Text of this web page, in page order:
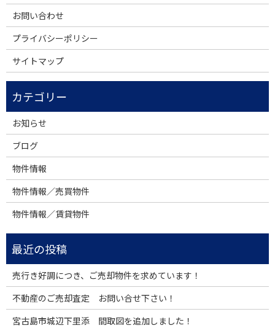
お問い合わせ
プライバシーポリシー
サイトマップ
お知らせ
ブログ
物件情報
物件情報／売買物件
物件情報／賃貸物件
売行き好調につき、ご売却物件を求めています！
不動産のご売却査定 お問い合せ下さい！
宮古島市城辺下里添 間取図を追加しました！